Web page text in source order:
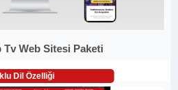
Tv Web Sitesi Paketi
Dil Özelliği